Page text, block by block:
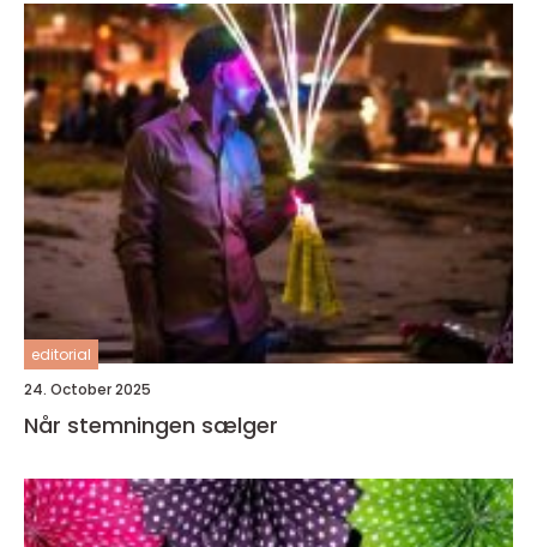
editorial
24. October 2025
Når stemningen sælger